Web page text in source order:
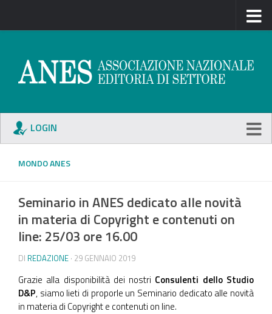
LOGIN
MONDO ANES
Seminario in ANES dedicato alle novità
in materia di Copyright e contenuti on
line: 25/03 ore 16.00
DI REDAZIONE · 29 GENNAIO 2019
Grazie alla disponibilità dei nostri Consulenti dello Studio
D&P, siamo lieti di proporle un Seminario dedicato alle novità
in materia di Copyright e contenuti on line.